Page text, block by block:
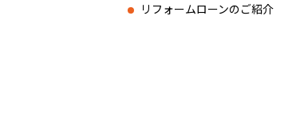
リフォームローンのご紹介